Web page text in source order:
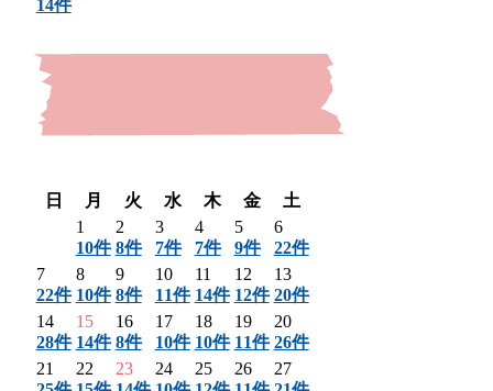
14件
日
月 火 水 木 金
土
1
10件
2
8件
3
7件
4
7件
5
9件
6
22件
7
22件
8
10件
9
8件
10
11件
11
14件
12
12件
13
20件
14
28件
15
14件
16
8件
17
10件
18
10件
19
11件
20
26件
21
22
23
24
25
26
27